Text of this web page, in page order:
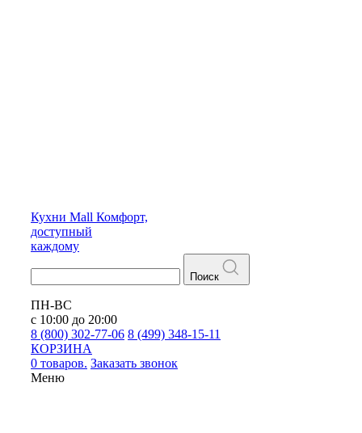
Кухни Mall Комфорт,
доступный
каждому
Поиск
ПН-ВС
с 10:00 до 20:00
8 (800) 302-77-06 8 (499) 348-15-11
КОРЗИНА
0 товаров. Заказать звонок
Меню